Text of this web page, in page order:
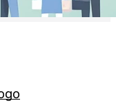
Solo